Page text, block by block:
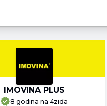
IMOVINA PLUS
8 godina na 4zida